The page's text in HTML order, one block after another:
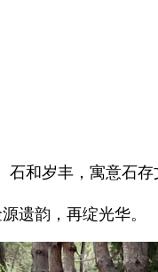
石和岁丰，寓意石
遗韵，再绽光华。